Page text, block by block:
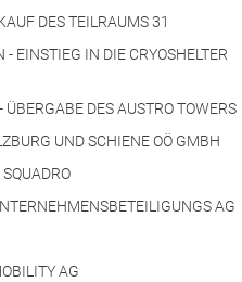
DES TEILRAUMS 31
- EINSTIEG IN DIE CRYOSHELTER
ÜBERGABE DES AUSTRO TOWERS
UND SCHIENE OÖ GMBH
AG
AG